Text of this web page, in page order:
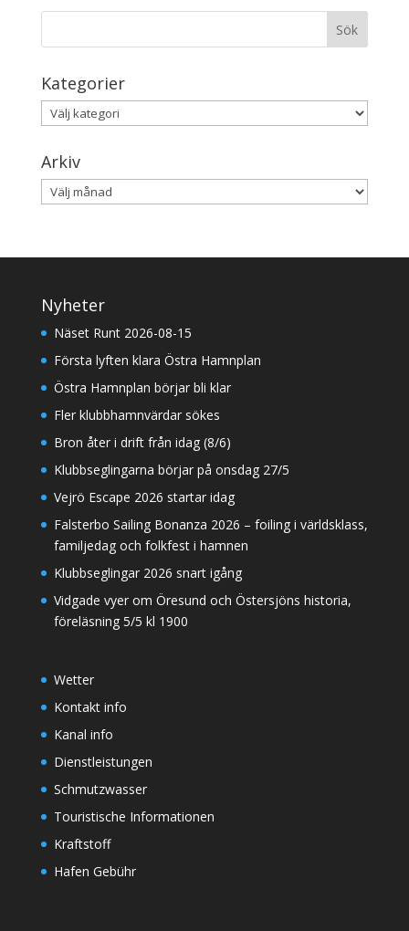
Kategorier
Kategorier
Arkiv
Arkiv
Nyheter
Näset Runt 2026-08-15
Första lyften klara Östra Hamnplan
Östra Hamnplan börjar bli klar
Fler klubbhamnvärdar sökes
Bron åter i drift från idag (8/6)
Klubbseglingarna börjar på onsdag 27/5
Vejrö Escape 2026 startar idag
Falsterbo Sailing Bonanza 2026 – foiling i världsklass,
familjedag och folkfest i hamnen
Klubbseglingar 2026 snart igång
Vidgade vyer om Öresund och Östersjöns historia,
föreläsning 5/5 kl 1900
Wetter
Kontakt info
Kanal info
Dienstleistungen
Schmutzwasser
Touristische Informationen
Kraftstoff
Hafen Gebühr